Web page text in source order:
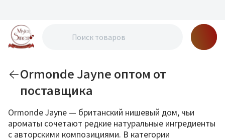
Ormonde Jayne оптом от
поставщика
Ormonde Jayne — британский нишевый дом, чьи
ароматы сочетают редкие натуральные ингредиенты
с авторскими композициями. В категории